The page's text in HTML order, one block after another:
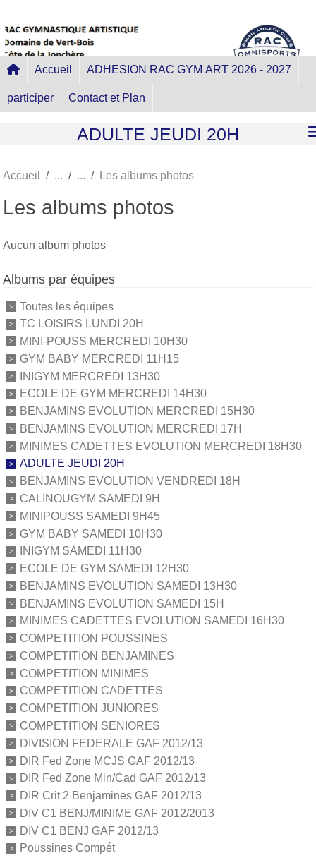
Accueil ADHESION RAC GYM ART 2026 - 2027
participer Contact et Plan
ADULTE JEUDI 20H
Accueil Les albums photos
Les albums photos
Aucun album photos
Albums par équipes
Toutes les équipes
TC LOISIRS LUNDI 20H
MINI-POUSS MERCREDI 10H30
GYM BABY MERCREDI 11H15
INIGYM MERCREDI 13H30
ECOLE DE GYM MERCREDI 14H30
BENJAMINS EVOLUTION MERCREDI 15H30
BENJAMINS EVOLUTION MERCREDI 17H
MINIMES CADETTES EVOLUTION MERCREDI 18H30
ADULTE JEUDI 20H
BENJAMINS EVOLUTION VENDREDI 18H
CALINOUGYM SAMEDI 9H
MINIPOUSS SAMEDI 9H45
GYM BABY SAMEDI 10H30
INIGYM SAMEDI 11H30
ECOLE DE GYM SAMEDI 12H30
BENJAMINS EVOLUTION SAMEDI 13H30
BENJAMINS EVOLUTION SAMEDI 15H
MINIMES CADETTES EVOLUTION SAMEDI 16H30
COMPETITION POUSSINES
COMPETITION BENJAMINES
COMPETITION MINIMES
COMPETITION CADETTES
COMPETITION JUNIORES
COMPETITION SENIORES
DIVISION FEDERALE GAF 2012/13
DIR Fed Zone MCJS GAF 2012/13
DIR Fed Zone Min/Cad GAF 2012/13
DIR Crit 2 Benjamines GAF 2012/13
DIV C1 BENJ/MINIME GAF 2012/2013
DIV C1 BENJ GAF 2012/13
Poussines Compét